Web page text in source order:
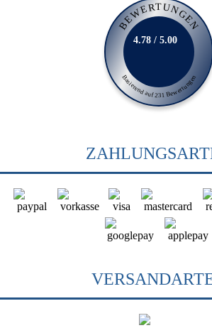
BEWERTUNGEN
Basierend auf 231 Bewertungen
4.78 / 5.00